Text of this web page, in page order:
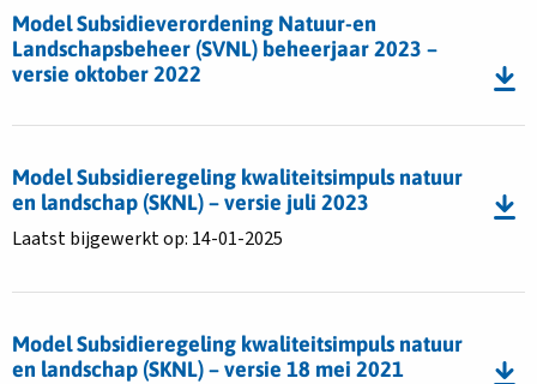
2024
beheerjaar
2024
–
2023
Model Subsidieverordening Natuur-en
Landschapsbeheer (SVNL) beheerjaar 2023 –
versie oktober 2022
bestand
Model
Subsidieverordening
en
(SVNL)
beheerjaar
2023
oktober
2022
Model Subsidieregeling kwaliteitsimpuls natuur
en landschap (SKNL) – versie juli 2023
Laatst bijgewerkt op: 14-01-2025
bestand
Model
Subsidieregeling
kwaliteitsimpuls
landschap
(SKNL)
Model Subsidieregeling kwaliteitsimpuls natuur
en landschap (SKNL) – versie 18 mei 2021
bestand
Model